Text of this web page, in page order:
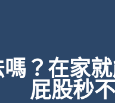
？在家
屁股秒